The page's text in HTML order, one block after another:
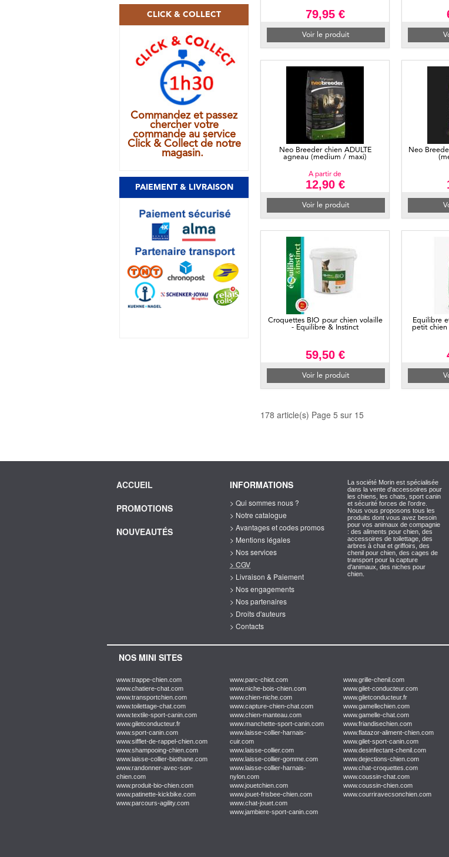
CLICK & COLLECT
Commandez et passez
chercher votre
commande au service
Click & Collect de notre
magasin.
PAIEMENT & LIVRAISON
79,95 €
Voir le produit
Neo Breeder chien ADULTE
agneau (medium / maxi)
A partir de
12,90 €
Voir le produit
Neo
Croquettes BIO pour chien volaille
- Equilibre & Instinct
59,50 €
Voir le produit
Equilibre
petit chien
178 article(s) Page 5 sur 15
ACCUEIL
PROMOTIONS
NOUVEAUTÉS
INFORMATIONS
> Qui sommes nous ?
> Notre catalogue
> Avantages et codes promos
> Mentions légales
> Nos services
> CGV
> Livraison & Paiement
> Nos engagements
> Nos partenaires
> Droits d'auteurs
> Contacts
La société Morin est spécialisée
dans la vente d'accessoires pour
les chiens, les chats, sport canin
et sécurité forces de l’ordre.
Nous vous proposons tous les
produits dont vous avez besoin
pour vos animaux de compagnie
: des aliments pour chien, des
accessoires de toilettage, des
arbres à chat et griffoirs, des
chenil pour chien, des cages de
transport pour la capture
d'animaux, des niches pour
chien.
NOS MINI SITES
www.trappe-chien.com
www.chatiere-chat.com
www.transportchien.com
www.toilettage-chat.com
www.textile-sport-canin.com
www.giletconducteur.fr
www.sport-canin.com
www.sifflet-de-rappel-chien.com
www.shampooing-chien.com
www.laisse-collier-biothane.com
www.randonner-avec-son-
chien.com
www.produit-bio-chien.com
www.patinette-kickbike.com
www.parcours-agility.com
www.parc-chiot.com
www.niche-bois-chien.com
www.chien-niche.com
www.capture-chien-chat.com
www.chien-manteau.com
www.manchette-sport-canin.com
www.laisse-collier-harnais-
cuir.com
www.laisse-collier.com
www.laisse-collier-gomme.com
www.laisse-collier-harnais-
nylon.com
www.jouetchien.com
www.jouet-frisbee-chien.com
www.chat-jouet.com
www.jambiere-sport-canin.com
www.grille-chenil.com
www.gilet-conducteur.com
www.giletconducteur.fr
www.gamellechien.com
www.gamelle-chat.com
www.friandisechien.com
www.flatazor-aliment-chien.com
www.gilet-sport-canin.com
www.desinfectant-chenil.com
www.dejections-chien.com
www.chat-croquettes.com
www.coussin-chat.com
www.coussin-chien.com
www.courriravecsonchien.com